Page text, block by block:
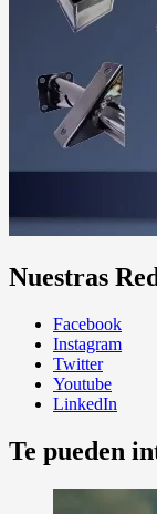
Nuestras
Facebook
Instagram
Twitter
Youtube
LinkedIn
Te pueden